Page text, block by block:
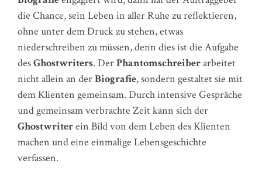
die Chance, sein Leben in aller Ruhe zu reflektieren,
ohne unter dem Druck zu stehen, etwas
niederschreiben zu müssen, denn dies ist die Aufgabe
desGhostwriters. DerPhantomschreiberarbeitet
nicht allein an derBiografie, sondern gestaltet sie mit
dem Klienten gemeinsam. Durch intensive Gespräche
und gemeinsam verbrachte Zeit kann sich der
Ghostwriterein Bild von dem Leben des Klienten
machen und eine einmalige Lebensgeschichte
verfassen.